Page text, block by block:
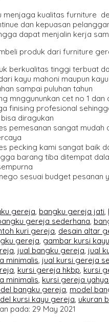
menjaga kualitas furniture
dan kepuasan
dapat menjalin kerja
produk dari furniture
berkualitas tinggi terbuat
kayu mahoni maupun
sampai puluhan tahun
mnggununkan cet no 1 dan
finising profesional
diragukan
pemesanan sangat mudah
pecking kami sangat baik
barang tiba ditempat
sesuai budget pesanan
gereja bangku gereja jati
gereja sederhana
kuri gereja desain altar
gereja gambar kursi
jual bangku gereja jual
minimalis jual kursi gereja
kursi gereja hkbp kursi
minimalis kursi gereja
bangku gereja model
kursi kayu gereja ukuran
pada: 29 May 2021